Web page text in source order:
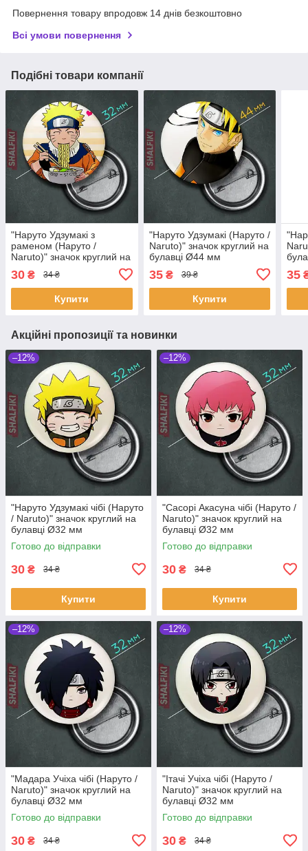
Повернення товару впродовж 14 днів безкоштовно
Всі умови повернення
Подібні товари компанії
"Наруто Удзумакі з
раменом (Наруто /
Naruto)" значок круглий на
30 ₴ 34 ₴
Купити
"Наруто Удзумакі (Наруто /
Naruto)" значок круглий на
булавці Ø44 мм
35₴ 39 ₴
Купити
35
Акційні пропозиції та новинки
–12%
"Наруто Удзумакі чібі (Наруто
/ Naruto)" значок круглий на
булавці Ø32 мм
Готово до відправки
30 ₴ 34 ₴
Купити
–12%
"Сасорі Акасуна чібі (Наруто /
Naruto)" значок круглий на
булавці Ø32 мм
Готово до відправки
30 ₴ 34 ₴
Купити
–12%
"Мадара Учіха чібі (Наруто /
Naruto)" значок круглий на
булавці Ø32 мм
Готово до відправки
30 ₴ 34 ₴
–12%
"Ітачі Учіха чібі (Наруто /
Naruto)" значок круглий на
булавці Ø32 мм
Готово до відправки
30 ₴ 34 ₴